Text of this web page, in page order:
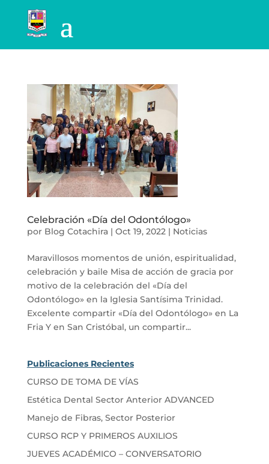
Celebración «Día del Odontólogo»
por Blog Cotachira| Oct 19, 2022| Noticias
Maravillosos momentos de unión, espiritualidad,
celebración y baile Misa de acción de gracia por
motivo de la celebración del «Día del
Odontólogo» en la Iglesia Santísima Trinidad.
Excelente compartir «Día del Odontólogo» en La
Fria Y en San Cristóbal, un compartir...
Publicaciones Recientes
CURSO DE TOMA DE VÍAS
Estética Dental Sector Anterior ADVANCED
Manejo de Fibras, Sector Posterior
CURSO RCP Y PRIMEROS AUXILIOS
JUEVES ACADÉMICO – CONVERSATORIO